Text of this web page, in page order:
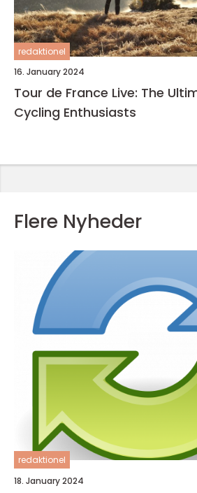
redaktionel
16. January 2024
Tour de France Live: The
Cycling Enthusiasts
Flere Nyheder
redaktionel
18. January 2024